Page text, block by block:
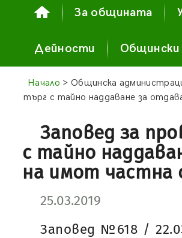
За общината
Дейности
Начало > Общинска
търг с тайно наддаване за
Заповед за
с тайно
на имот частна
25.03.2019
Заповед №618 /